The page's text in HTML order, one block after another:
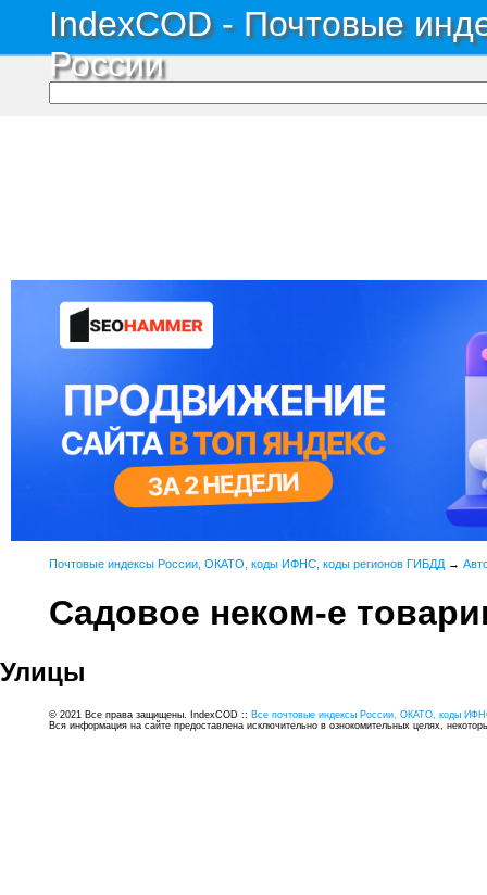
IndexCOD - Почтовые
России
Почтовые индексы России, ОКАТО, коды ИФНС, коды регионов ГИБДД →
Садовое неком-е
Улицы
© 2021 Все права защищены. IndexCOD :: Все почтовые индексы России, ОКАТО, коды
Вся информация на сайте предоставлена исключительно в ознокомительных целях,